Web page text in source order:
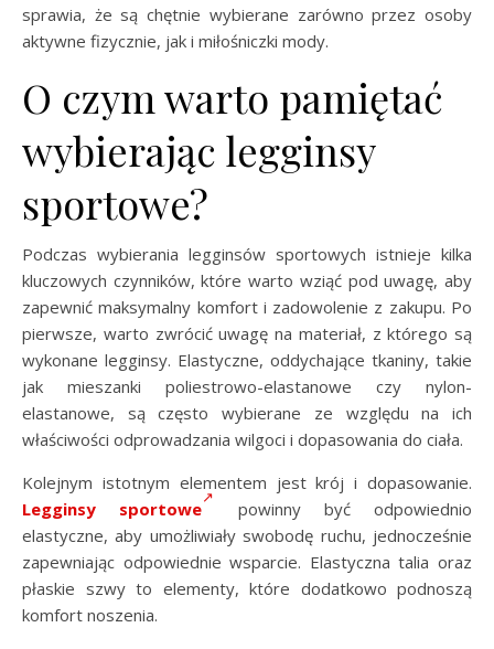
sprawia, że są chętnie wybierane zarówno przez osoby
aktywne fizycznie, jak i miłośniczki mody.
O czym warto pamiętać
wybierając legginsy
sportowe?
Podczas wybierania legginsów sportowych istnieje kilka
kluczowych czynników, które warto wziąć pod uwagę, aby
zapewnić maksymalny komfort i zadowolenie z zakupu. Po
pierwsze, warto zwrócić uwagę na materiał, z którego są
wykonane legginsy. Elastyczne, oddychające tkaniny, takie
jak mieszanki poliestrowo-elastanowe czy nylon-
elastanowe, są często wybierane ze względu na ich
właściwości odprowadzania wilgoci i dopasowania do ciała.
Kolejnym istotnym elementem jest krój i dopasowanie.
Legginsy sportowe
powinny być odpowiednio
elastyczne, aby umożliwiały swobodę ruchu, jednocześnie
zapewniając odpowiednie wsparcie. Elastyczna talia oraz
płaskie szwy to elementy, które dodatkowo podnoszą
komfort noszenia.